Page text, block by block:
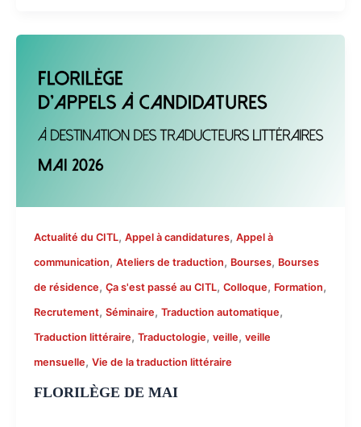
Actualité du CITL, Appel à candidatures, Appel à
communication, Ateliers de traduction, Bourses, Bourses
de résidence, Ça s'est passé au CITL, Colloque, Formation,
Recrutement, Séminaire, Traduction automatique,
Traduction littéraire, Traductologie, veille, veille
mensuelle, Vie de la traduction littéraire
FLORILÈGE DE MAI